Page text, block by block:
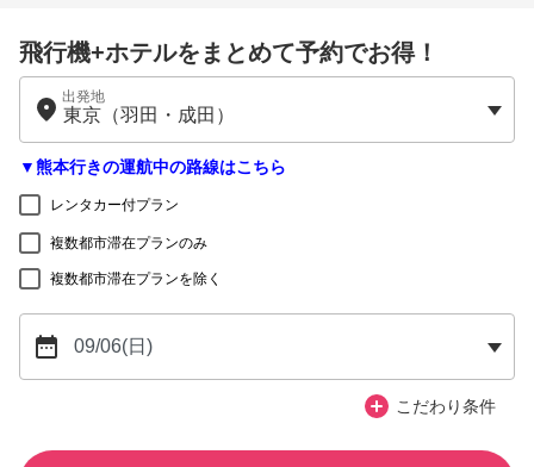
飛行機+ホテルをまとめて予約でお得！
出発地
▼熊本行きの運航中の路線はこちら
レンタカー付プラン
複数都市滞在プランのみ
複数都市滞在プランを除く
こだわり条件